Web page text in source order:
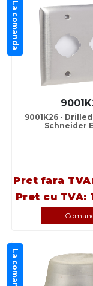
La comanda
9001K26 -
Schneider
Pret fara
Pret cu TVA:
La comanda